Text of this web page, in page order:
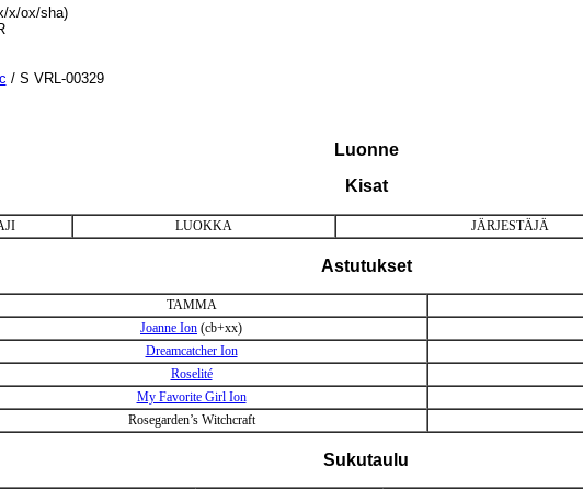
x/ox/sha)
/ S VRL-00329
Luonne
Kisat
LUOKKA JÄRJESTÄJÄ
Astutukset
TAMMA
Joanne Ion (cb+xx)
Dreamcatcher Ion
Roselité
My Favorite Girl Ion
Rosegarden’s Witchcraft
Sukutaulu